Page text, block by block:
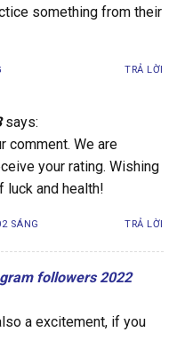
something from their
TRẢ LỜI
says:
comment. We are
your rating. Wishing
luck and health!
SÁNG TRẢ LỜI
followers 2022
a excitement, if you